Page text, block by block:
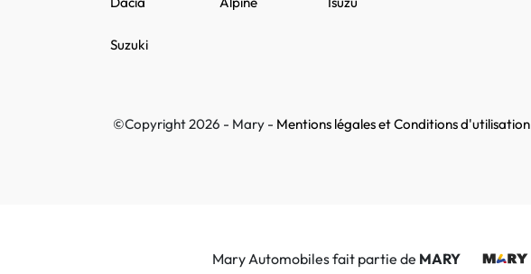
Suzuki
©Copyright 2026 - Mary - Mentions légales et Conditions d'utilisation
Mary Automobiles fait partie de MARY